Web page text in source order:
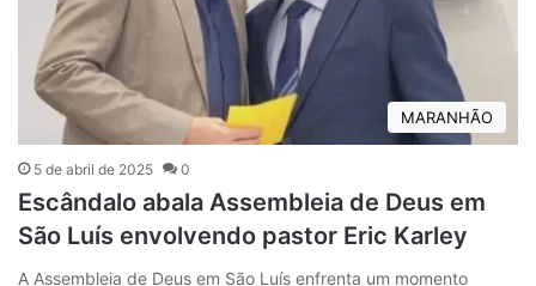
MARANHÃO
5 de abril de 2025 0
Escândalo abala Assembleia de Deus em
São Luís envolvendo pastor Eric Karley
A Assembleia de Deus em São Luís enfrenta um momento